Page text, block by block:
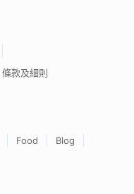
條款及細則
Food
Blog